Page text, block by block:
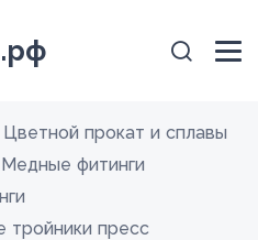
Цветной прокат и сплавы
Медные фитинги
пресс